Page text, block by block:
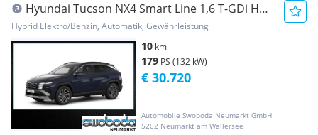
Hyundai Tucson NX4 Smart Line 1,6 T-GDi HEV
2WD t7hs1-P20
Hybrid Elektro/Benzin, Automatik, Gewährleistung
10 km
179 PS (132 kW)
Automobile Swoboda Neumarkt GmbH
5202 Neumarkt am Wallersee
€ 30.720